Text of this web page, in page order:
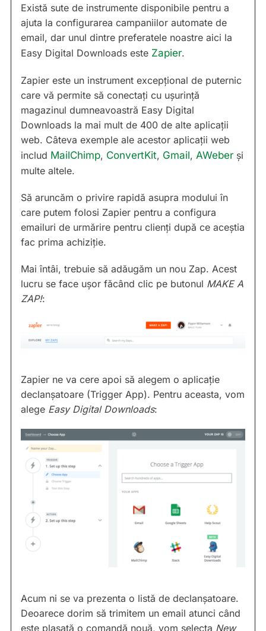
Există sute de instrumente disponibile pentru a
ajuta la configurarea campaniilor automate de
email, dar unul dintre preferatele noastre aici la
Easy Digital Downloads este Zapier.
Zapier este un instrument excepțional de puternic
care vă permite să conectați cu ușurință
magazinul dumneavoastră Easy Digital
Downloads la mai mult de 400 de alte aplicații
web. Câteva exemple ale acestor aplicații web
includ MailChimp, ConvertKit, Gmail, AWeber și
multe altele.
Să aruncăm o privire rapidă asupra modului în
care putem folosi Zapier pentru a configura
emailuri de urmărire pentru clienți după ce aceștia
fac prima achiziție.
Mai întâi, trebuie să adăugăm un nou Zap. Acest
lucru se face ușor făcând clic pe butonul MAKE A
ZAP!:
Zapier ne va cere apoi să alegem o aplicație
declanșatoare (Trigger App). Pentru aceasta, vom
alege Easy Digital Downloads:
Acum ni se va prezenta o listă de declanșatoare.
Deoarece dorim să trimitem un email atunci când
este plasată o comandă nouă, vom selecta New